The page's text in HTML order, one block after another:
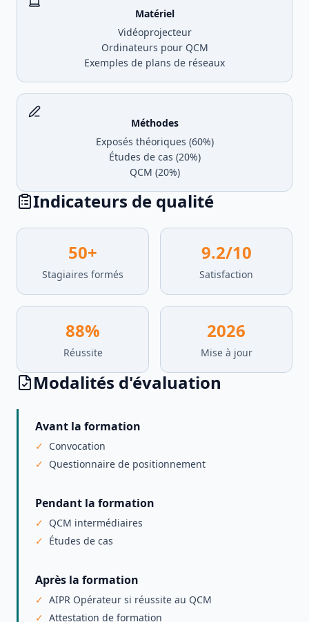
Matériel
Vidéoprojecteur
Ordinateurs pour QCM
Exemples de plans de réseaux
Méthodes
Exposés théoriques (60%)
Études de cas (20%)
QCM (20%)
Indicateurs de qualité
50+
Stagiaires formés
9.2/10
Satisfaction
88%
Réussite
2026
Mise à jour
Modalités d'évaluation
Avant la formation
Convocation
Questionnaire de positionnement
Pendant la formation
QCM intermédiaires
Études de cas
Après la formation
AIPR Opérateur si réussite au QCM
Attestation de formation